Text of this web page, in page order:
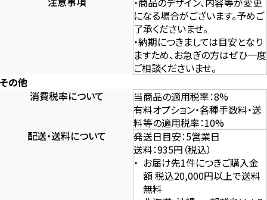
になる場合がございます。予めご
了承くださいませ。
・納期につきましては目安となり
ますため、お急ぎの方はぜひ一度
ご相談くださいませ。
その他
消費税率について
当商品の適用税率：8%
有料オプション・各種手数料・送
料等の適用税率：10%
配送・送料について
発送日目安：5営業日
送料：935円（税込）
お届け先1件につきご購入金
額 税込20,000円以上で送料
無料